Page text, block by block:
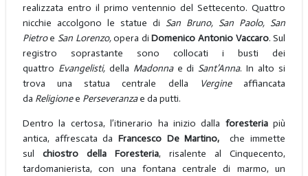
realizzata entro il primo ventennio del Settecento. Quattro
nicchie accolgono le statue diSan Bruno, San Paolo, San
Pietroe San Lorenzo,opera diDomenico Antonio Vaccaro. Sul
registro soprastante sono collocati i busti dei
quattro Evangelisti, della Madonna e di Sant’Anna. In alto si
trova una statua centrale della
Vergineaffiancata
da Religionee Perseveranzae da putti.
Dentro la certosa, l’itinerario ha inizio dalla foresteriapiù
antica, affrescata da Francesco De Martino,
che immette
sul chiostro della Foresteria, risalente al Cinquecento,
tardomanierista, con una fontana centrale di marmo, un